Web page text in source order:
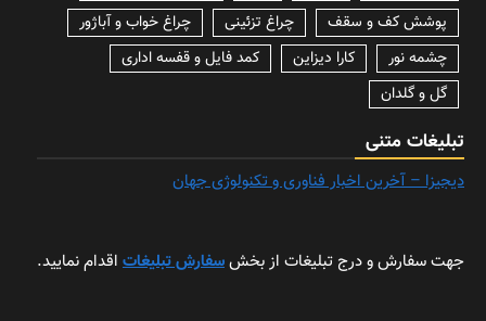
پوشش کف و سقف
چراغ تزئینی
چراغ خواب و آباژور
چشمه نور
کارا دیزاین
کمد فایل و قفسه اداری
گل و گلدان
تبلیغات متنی
دیجیزا – آخرین اخبار فناوری و تکنولوژی جهان
جهت سفارش و درج تبلیغات از بخشسفارش تبلیغات اقدام نمایید.